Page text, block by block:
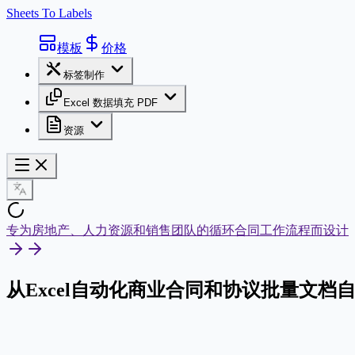
Sheets To Labels
模板 价格
标签制作
Excel 数据填充 PDF
资源
专为房地产、人力资源和销售团队的循环合同工作流程而设计
从Excel自动化商业合同和协议批量文档